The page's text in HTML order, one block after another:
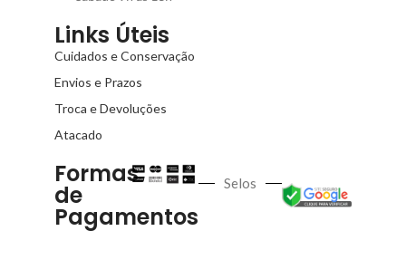
Links Úteis
Cuidados e Conservação
Envios e Prazos
Troca e Devoluções
Atacado
Formas
de
Pagamentos
Selos